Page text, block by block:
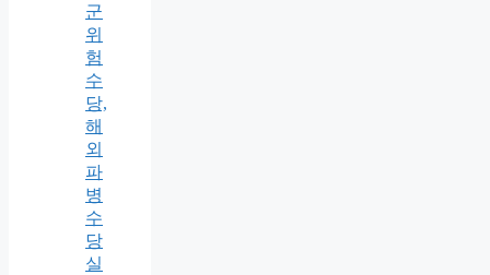
군
위
험
수
당,
해
외
파
병
수
당
실